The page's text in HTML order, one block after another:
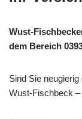
Wust-
dem Bereich
Sind Sie
Wust-Fischbeck –